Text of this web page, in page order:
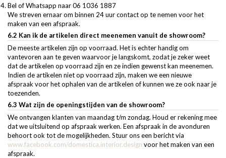
Bel of Whatsapp naar 06 1036 1887
We streven ernaar om binnen 24 uur contact op te nemen voor het
maken van een afspraak.
6.2 Kan ik de artikelen direct meenemen vanuit de showroom?
De meeste artikelen zijn op voorraad. Het is echter handig om
vantevoren aan te geven waarvoor je langskomt, zodat je zeker weet
dat de artikelen op voorraad zijn en ze indien gewenst kan meenemen.
Indien de artikelen niet op voorraad zijn, maken we een nieuwe
afspraak voor het ophalen van de artikelen of kunnen we ze ook naar je
toezenden.
6.3 Wat zijn de openingstijden van de showroom?
We ontvangen klanten van maandag t/m zondag. Houd er rekening mee
dat we uitsluitend op afspraak werken. Een afspraak in de avonduren
behoort ook tot de mogelijkheden. Stuur ons een bericht via
www.facebook.com/domestica.interior.design voor het maken van een
afspraak.